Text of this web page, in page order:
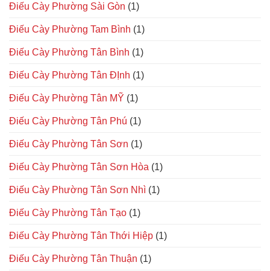
Điếu Cày Phường Sài Gòn (1)
Điếu Cày Phường Tam Bình (1)
Điếu Cày Phường Tân Bình (1)
Điếu Cày Phường Tân ĐỊnh (1)
Điếu Cày Phường Tân MỸ (1)
Điếu Cày Phường Tân Phú (1)
Điếu Cày Phường Tân Sơn (1)
Điếu Cày Phường Tân Sơn Hòa (1)
Điếu Cày Phường Tân Sơn Nhì (1)
Điếu Cày Phường Tân Tạo (1)
Điếu Cày Phường Tân Thới Hiệp (1)
Điếu Cày Phường Tân Thuận (1)